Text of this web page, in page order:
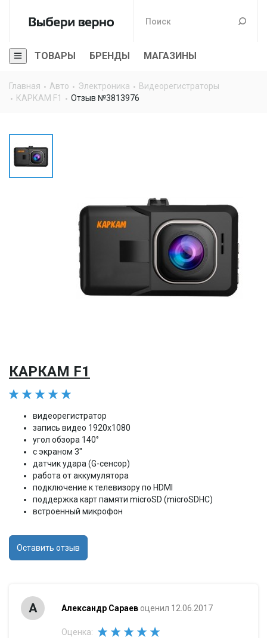
ТОВАРЫ БРЕНДЫ МАГАЗИНЫ
Главная Авто Электроника
Видеорегистраторы
КАРКАМ F1
Отзыв №3813976
КАРКАМ F1
видеорегистратор
запись видео 1920x1080
угол обзора 140°
с экраном 3"
датчик удара (G-сенсор)
работа от аккумулятора
подключение к телевизору по HDMI
поддержка карт памяти microSD (microSDHC)
встроенный микрофон
Оставить отзыв
А Александр Сараев оценил 12.06.2017
Оценка: